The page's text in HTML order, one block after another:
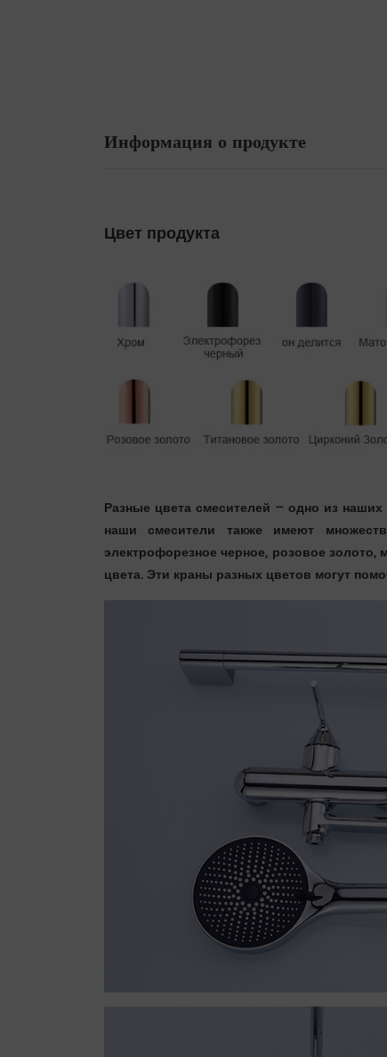
Информация о продукте
Цвет продукта
Разные цвета смесителей – одно из
наши смесители также имеют
электрофорезное черное, розовое
цвета. Эти краны разных цветов могут